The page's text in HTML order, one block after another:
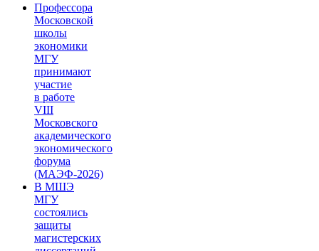
Профессора
Московской
школы
экономики
МГУ
принимают
участие
в работе
VIII
Московского
академического
экономического
форума
(МАЭФ-2026)
В МШЭ
МГУ
состоялись
защиты
магистерских